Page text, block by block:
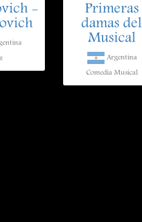
-
Primeras
damas del
Musical
Argentina
Comedia Musical